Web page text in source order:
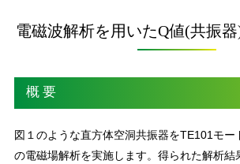
電磁波解析を用いたQ値(共振
概 要
図１のような直方体空洞共振器をTE101モー
の電磁場解析を実施します。得られた解析結